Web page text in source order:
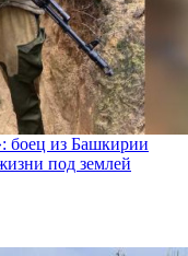
боец из Башкирии
под землей